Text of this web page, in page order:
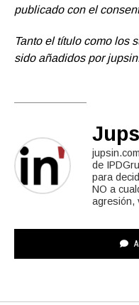
publicado con el
Tanto el título como los
sido añadidos por
de
para
NO a
agresión,